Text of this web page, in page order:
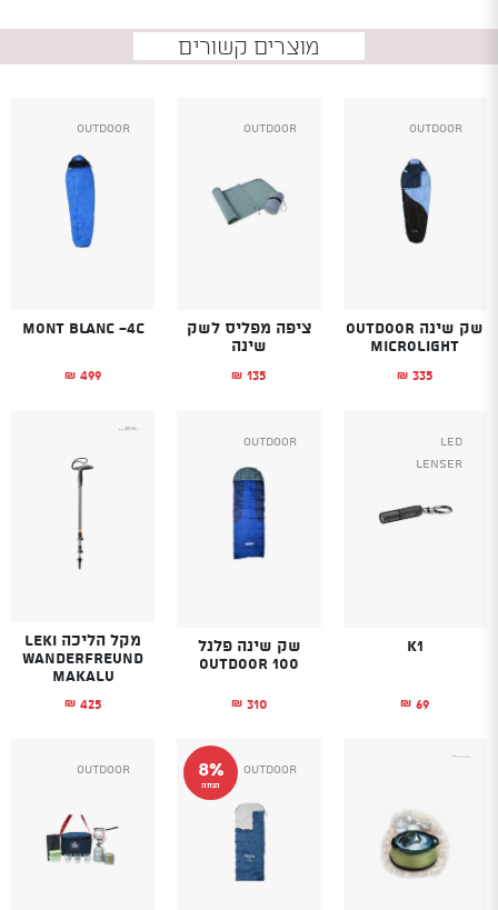
מוצרים קשורים
Outdoor
שק שינה OUTDOOR
Microlight
₪ 335
Outdoor
ציפה מפליס לשק
שינה
₪ 135
Outdoor
Mont Blanc -4C
₪ 499
Led
Lenser
K1
₪ 69
Outdoor
שק שינה פלנל
Outdoor 100
₪ 310
מקל הליכה LEKI
WANDERFREUND
MAKALU
₪ 425
8%
הנחה
Outdoor
Outdoor